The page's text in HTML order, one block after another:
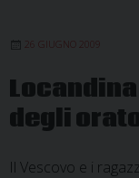
26 GIUGNO 2009
degli
Il Vescovo e i